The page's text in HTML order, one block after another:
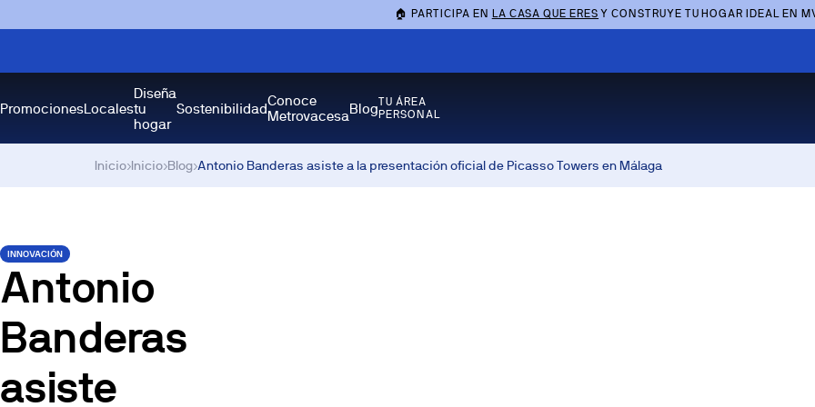
🏠 PARTICIPA EN LA CASA QUE ERES Y CONSTRUYE TU HOGAR IDEAL EN
PromocionesLocales
Diseña
tu
hogar
SostenibilidadConoce
MetrovacesaBlogTU ÁREA
PERSONAL
Inicio›Inicio›Blog›Antonio Banderas asiste a la presentación oficial de Picasso Towers en Málaga
INNOVACIÓN
Antonio
Banderas
asiste